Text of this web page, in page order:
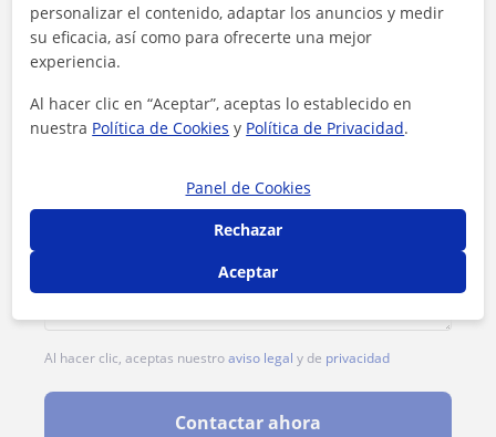
Al hacer clic, aceptas nuestroaviso legal y de privacidad
Contactar ahora
personalizar el contenido, adaptar los anuncios y medir
su eficacia, así como para ofrecerte una mejor
experiencia.
Al hacer clic en “Aceptar”, aceptas lo establecido en
nuestra Política de Cookies y Política de Privacidad.
Panel de Cookies
Rechazar
Aceptar